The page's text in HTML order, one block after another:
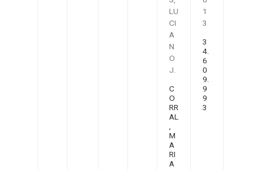
LU
CI
A
N
O
J.
C
O
RR
AL
M
A
RI
A
1
3
3
4.
6
0
9.
9
9
3